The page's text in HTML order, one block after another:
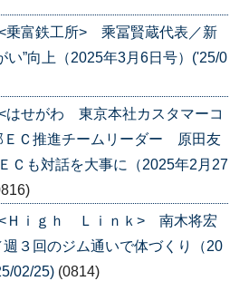
乗富鉄工所> 乘冨賢蔵代表／新
い”向上（2025年3月6日号）('25/0
はせがわ 東京本社カスタマーコ
ＥＣ推進チームリーダー 原田友
Ｃも対話を大事に（2025年2月27
<Ｈｉｇｈ Ｌｉｎｋ> 南木将宏
３回のジム通いで体づくり（20
02/25) (0814)